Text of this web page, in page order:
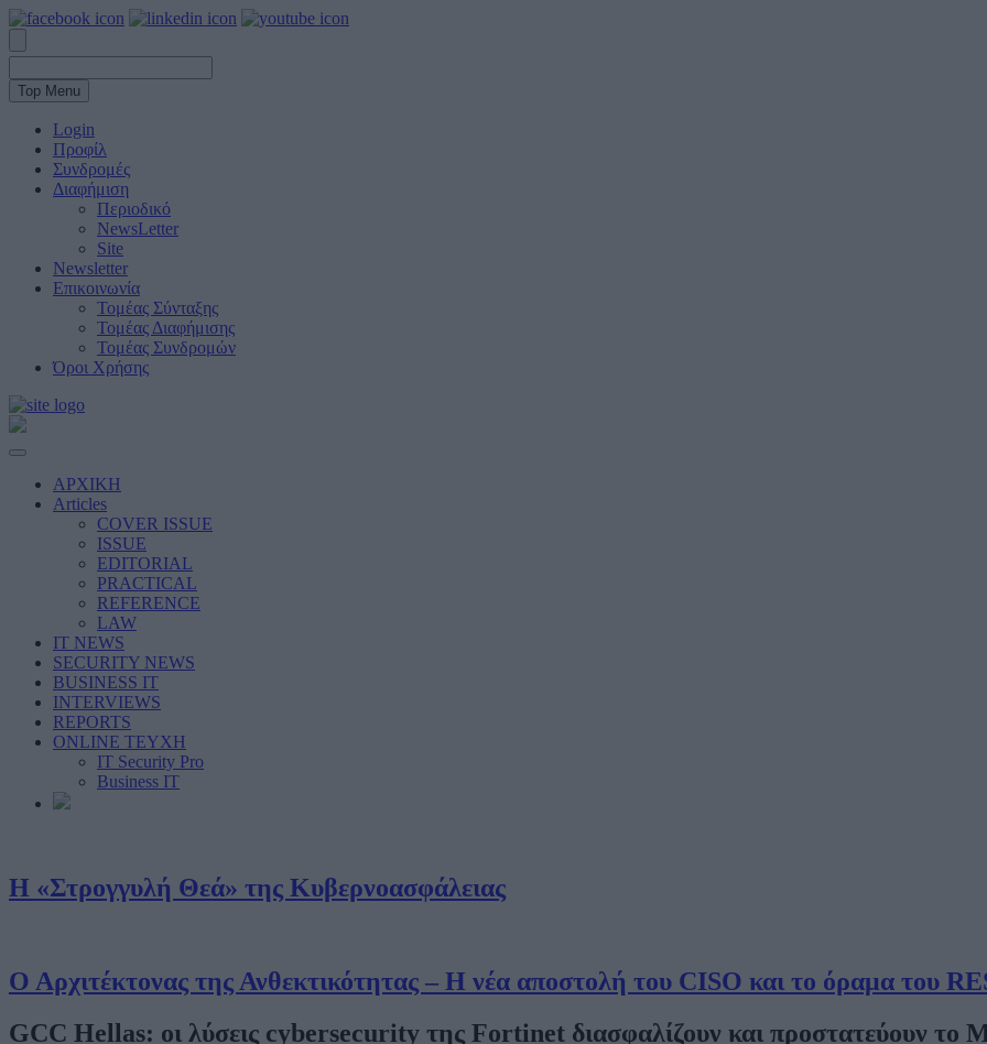
Top Menu
Login
Προφίλ
Συνδρομές
Διαφήμιση
Περιοδικό
NewsLetter
Site
Newsletter
Επικοινωνία
Τομέας Σύνταξης
Τομέας Διαφήμισης
Τομέας Συνδρομών
Όροι Χρήσης
ΑΡΧΙΚΗ
Articles
COVER ISSUE
ISSUE
EDITORIAL
PRACTICAL
REFERENCE
LAW
IT NEWS
SECURITY NEWS
BUSINESS IT
INTERVIEWS
REPORTS
ONLINE ΤΕΥΧΗ
IT Security Pro
Business IT
Η «Στρογγυλή Θεά» της Κυβερνοασφάλειας
Ο Αρχιτέκτονας της Ανθεκτικότητας – Η νέα αποστολή του CISO και το όραμα του
GCC Hellas: οι λύσεις cybersecurity της Fortinet διασφαλίζουν και προστατεύουν το